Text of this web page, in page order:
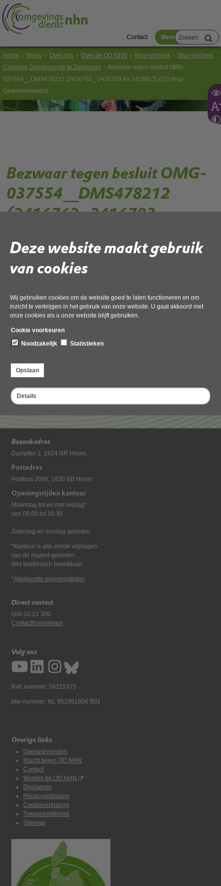
Deze website maakt gebruik
van cookies
Wij gebruiken cookies om de website goed te laten functioneren en om
inzicht te verkrijgen in het gebruik van onze website. U gaat akkoord met
onze cookies als u onze website blijft gebruiken.
Cookie voorkeuren
Noodzakelijk
Statistieken
Opslaan
Details
Contact Menu
Home Menu Over ons Over de OD NHN Woo-verzoek
Woo-verzoek
Camping Sandevoerde te Zandvoort
Bezwaar tegen besluit OMG-
037554__DMS478212 (2416762_ 2416783 en 2416913) (23).msg-
Geanonimiseerd
Bezwaar tegen besluit OMG-
037554__DMS478212
(2416762_ 2416783 en
Geanonimiseerd
Download ‘Bezwaar tegen besluit OMG-037554__DMS478212
(2416762_ 2416783 en 2416913) (23).msg-Geanonimiseerd’,
21 april 2026,pdf, 180kB
Deel deze pagina
Bezoekadres
Dampten 2, 1624 NR Hoorn
Postadres
Postbus 2095, 1620 EB Hoorn
Openingstijden kantoor
Maandag tot en met vrijdag*
van 08:00 tot 16:30
Zaterdag en zondag gesloten
*Kantoor is alle eerste vrijdagen
van de maand gesloten.
Wel telefonisch bereikbaar.
*Afwijkende openingstijden
Direct contact
088-10 21 300
Contactformulieren
Volg ons
KvK nummer: 58315373
btw-nummer: NL 852981806 B01
Overige links
Overlast melden
Klacht tegen OD NHN
Contact
Werken bij OD NHN
Disclaimer
Privacyverklaring
Cookieverklaring
Toegankelijkheid
Sitemap